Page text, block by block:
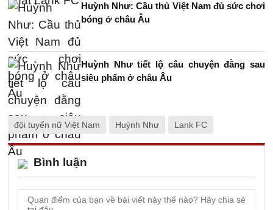
Huỳnh Như: Cầu thủ Việt Nam đủ sức chơi
bóng ở châu Âu
Huỳnh Như tiết lộ câu chuyện đằng sau
siêu phẩm ở châu Âu
đội tuyển nữ Việt Nam Huỳnh Như Lank FC
Bình luận